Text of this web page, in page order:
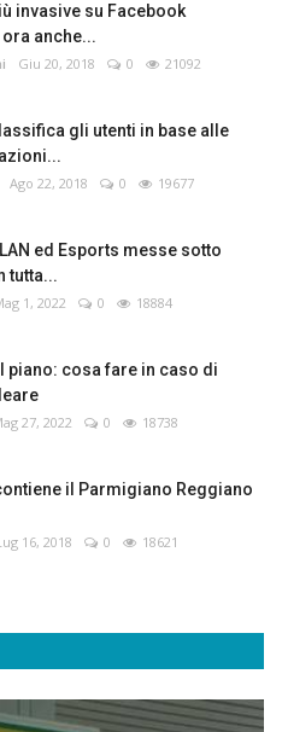
invasive su Facebook
anche...
Giu 20, 2018 0 21092
gli utenti in base alle
Ago 22, 2018 0 19677
ed Esports messe sotto
tutta...
1, 2022 0 18884
piano: cosa fare in caso di
27, 2022 0 18738
il Parmigiano Reggiano
16, 2018 0 18621